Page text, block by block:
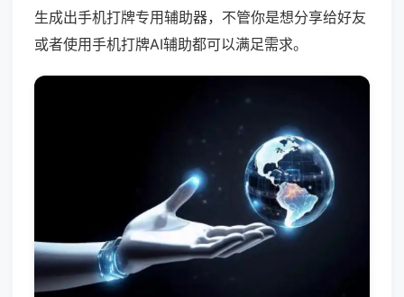
生成出手机打牌专用辅助器，不管你是想分享给好友
或者使用手机打牌AI辅助都可以满足需求。